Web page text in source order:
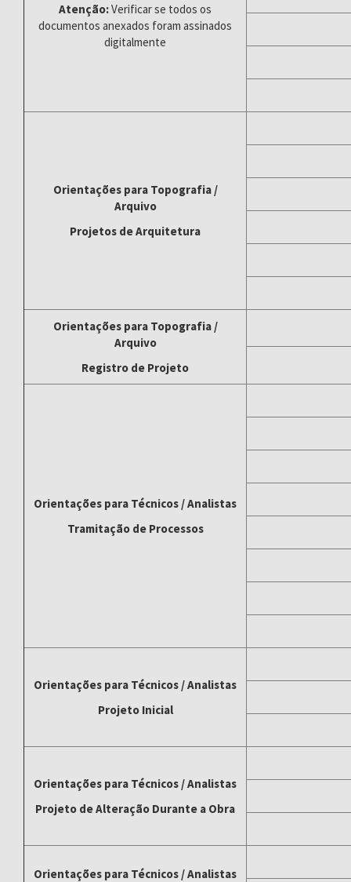
Atenção:Verificar se todos os
documentos anexados foram assinados
digitalmente
Orientações para Topografia /
Arquivo
Projetos de Arquitetura
Orientações para Topografia /
Arquivo
Registro de Projeto
Orientações para Técnicos / Analistas
Tramitação de Processos
Orientações para Técnicos / Analistas
Projeto Inicial
Orientações para Técnicos / Analistas
Projeto de Alteração Durante a Obra
Orientações para Técnicos / Analistas